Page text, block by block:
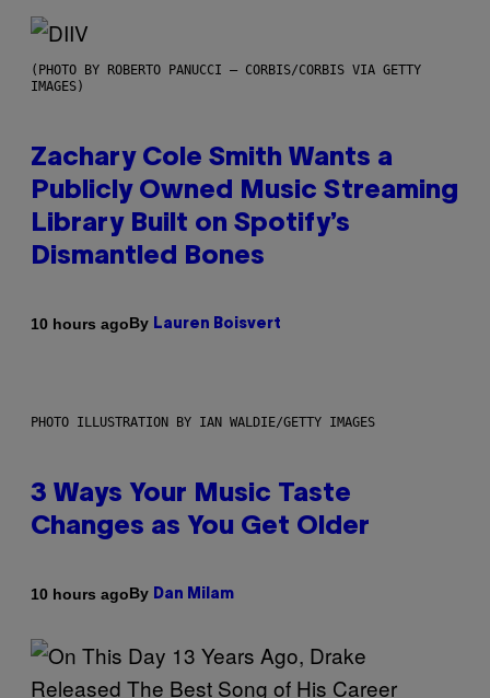
(PHOTO BY ROBERTO PANUCCI – CORBIS/CORBIS VIA GETTY
IMAGES)
Zachary Cole Smith Wants a
Publicly Owned Music Streaming
Library Built on Spotify’s
Dismantled Bones
10 hours agoBy Lauren Boisvert
PHOTO ILLUSTRATION BY IAN WALDIE/GETTY IMAGES
3 Ways Your Music Taste
Changes as You Get Older
10 hours agoBy Dan Milam